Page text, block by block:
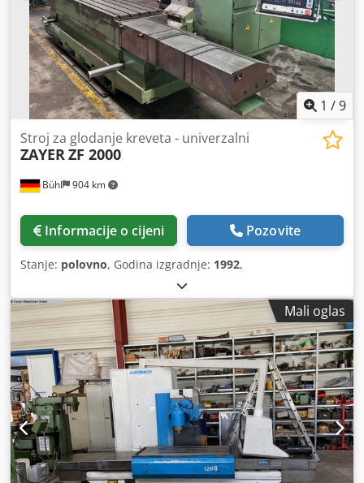
1 /9
Bühl 904 km
Stroj za glodanje kreveta - univerzalni
ZAYERZF 2000
Informacije o cijeni Pozovite
Stanje: polovno, Godina izgradnje: 1992,
Mali oglas